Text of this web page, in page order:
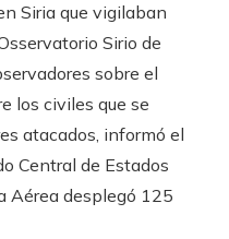
Siria que vigilaban
Sirio de
sobre el
los civiles que se
atacados, informó el
Central de Estados
Aérea desplegó 125